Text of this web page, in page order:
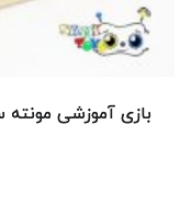
بازی آموزشی